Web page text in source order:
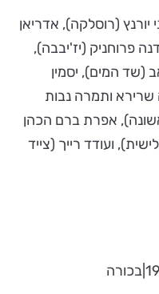
יורנץ (רוסלקה), אדריאן
פרוחניק (יז'יבבה),
(שד המים), יסמין
שרירא ותמרה נבות
אפרת ברם הכהן
ועודד רייך (צייד